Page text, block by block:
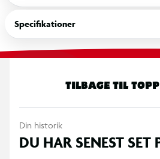
ideel bold til mindre børn eller som
aktivitetsbold.
Specifikationer
TILBAGE TIL
Din historik
DU HAR SENEST SET